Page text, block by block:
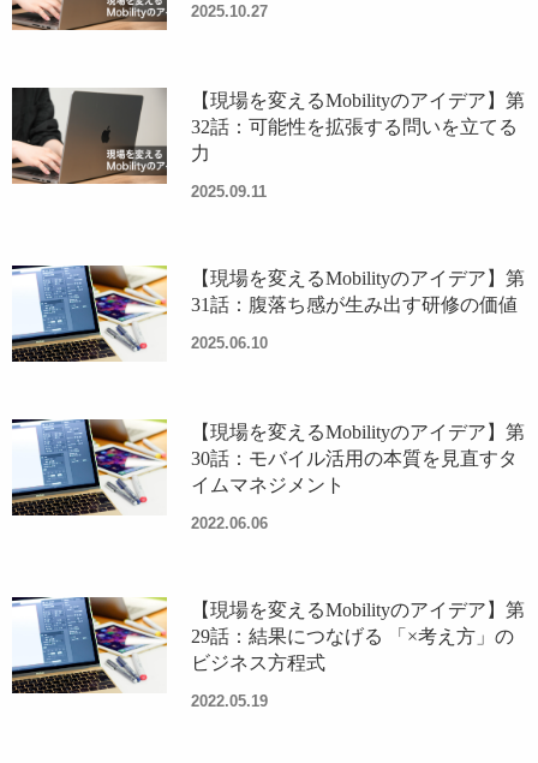
2025.10.27
【現場を変えるMobilityのアイデア】第
32話：可能性を拡張する問いを立てる
力
2025.09.11
【現場を変えるMobilityのアイデア】第
31話：腹落ち感が生み出す研修の価値
2025.06.10
【現場を変えるMobilityのアイデア】第
30話：モバイル活用の本質を見直すタ
イムマネジメント
2022.06.06
【現場を変えるMobilityのアイデア】第
29話：結果につなげる 「×考え方」の
ビジネス方程式
2022.05.19